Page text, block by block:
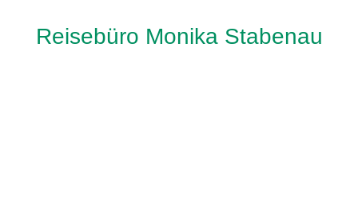
Reisebüro Monika Stabenau